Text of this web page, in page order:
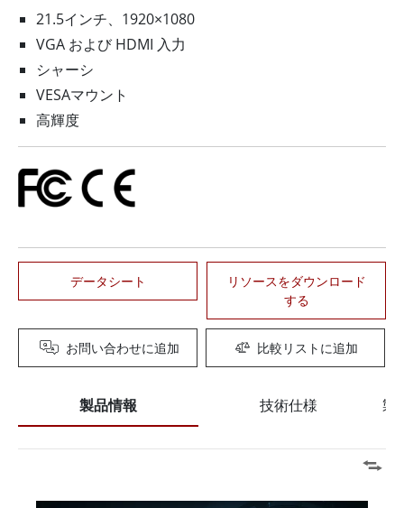
21.5インチ、1920×1080
VGA および HDMI 入力
シャーシ
VESAマウント
高輝度
データシート
リソースをダウンロード
する
お問い合わせに追加 比較リストに追加
製品情報 技術仕様 製